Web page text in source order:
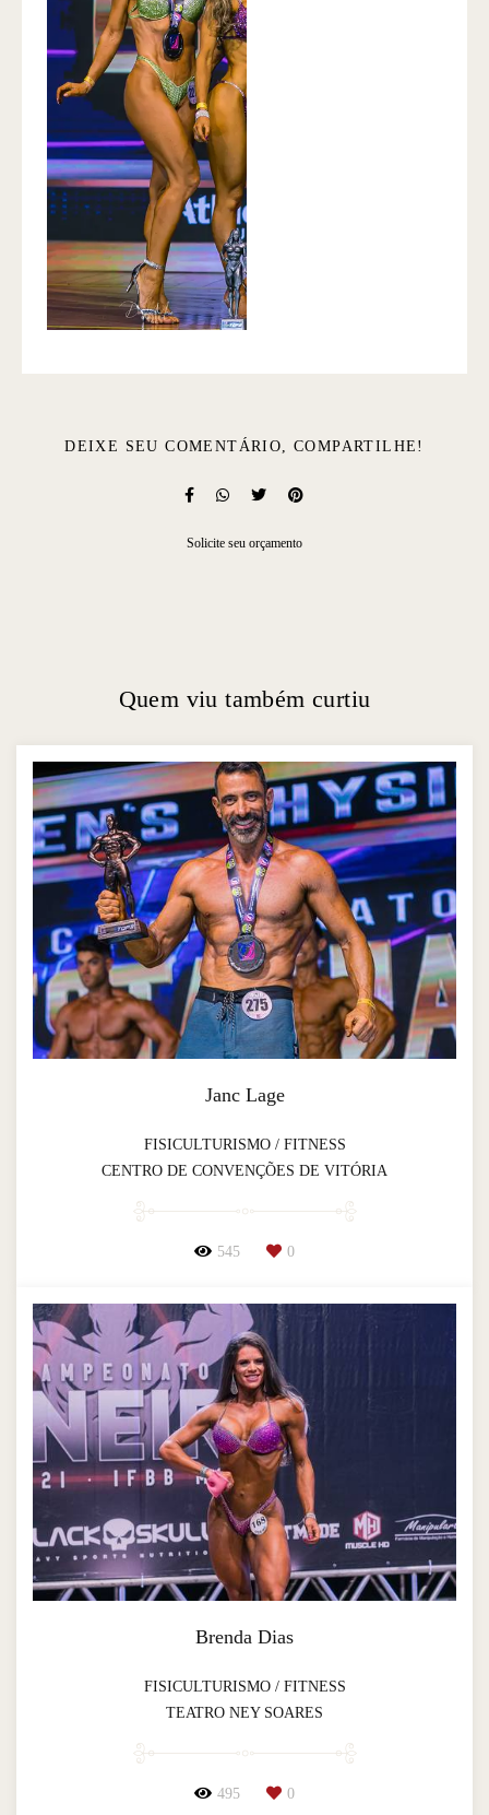
DEIXE SEU COMENTÁRIO, COMPARTILHE!
Solicite seu orçamento
Quem viu também curtiu
Janc Lage
FISICULTURISMO / FITNESS
CENTRO DE CONVENÇÕES DE VITÓRIA
545 0
Brenda Dias
FISICULTURISMO / FITNESS
TEATRO NEY SOARES
495 0